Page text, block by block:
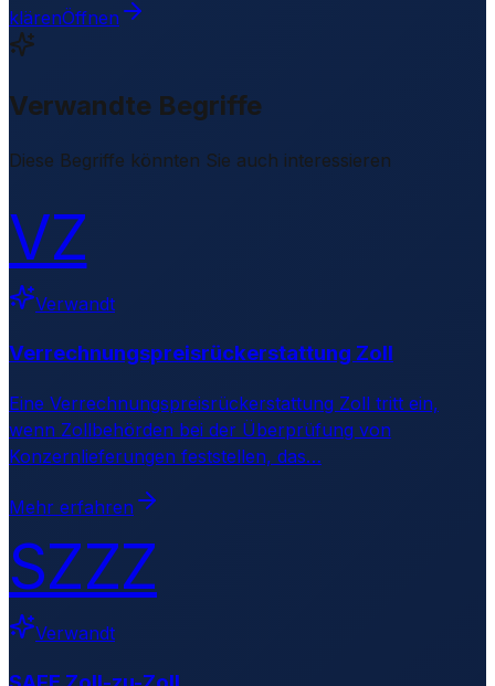
klärenÖffnen
Verwandte Begriffe
Diese Begriffe könnten Sie auch interessieren
VZ
Verwandt
Verrechnungspreisrückerstattung Zoll
Eine Verrechnungspreisrückerstattung Zoll tritt ein,
wenn Zollbehörden bei der Überprüfung von
Konzernlieferungen feststellen, das…
Mehr erfahren
SZZZ
Verwandt